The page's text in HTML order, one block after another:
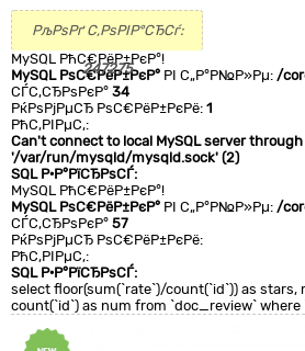
РљРѕРґ С‚РѕРІР°СЂСѓ:
247275
MySQL РћС€РёР±РєР°!
MySQL РѕС€РёР±РєР° РІ С„Р°Р№Р»Рµ: /
СЃС‚СЂРѕРєР° 34
РќРѕРјРµСЂ РѕС€РёР±РєРё: 1
РћС‚РІРµС‚:
Can't connect to local MySQL server
'/var/run/mysqld/mysqld.sock' (2)
SQL Р·Р°РїСЂРѕСЃ:
MySQL РћС€РёР±РєР°!
MySQL РѕС€РёР±РєР° РІ С„Р°Р№Р»Рµ: /
СЃС‚СЂРѕРєР° 57
РќРѕРјРµСЂ РѕС€РёР±РєРё:
РћС‚РІРµС‚:
SQL Р·Р°РїСЂРѕСЃ:
select floor(sum(`rate`)/count(`id`)) as stars,
count(`id`) as num from `doc_review`